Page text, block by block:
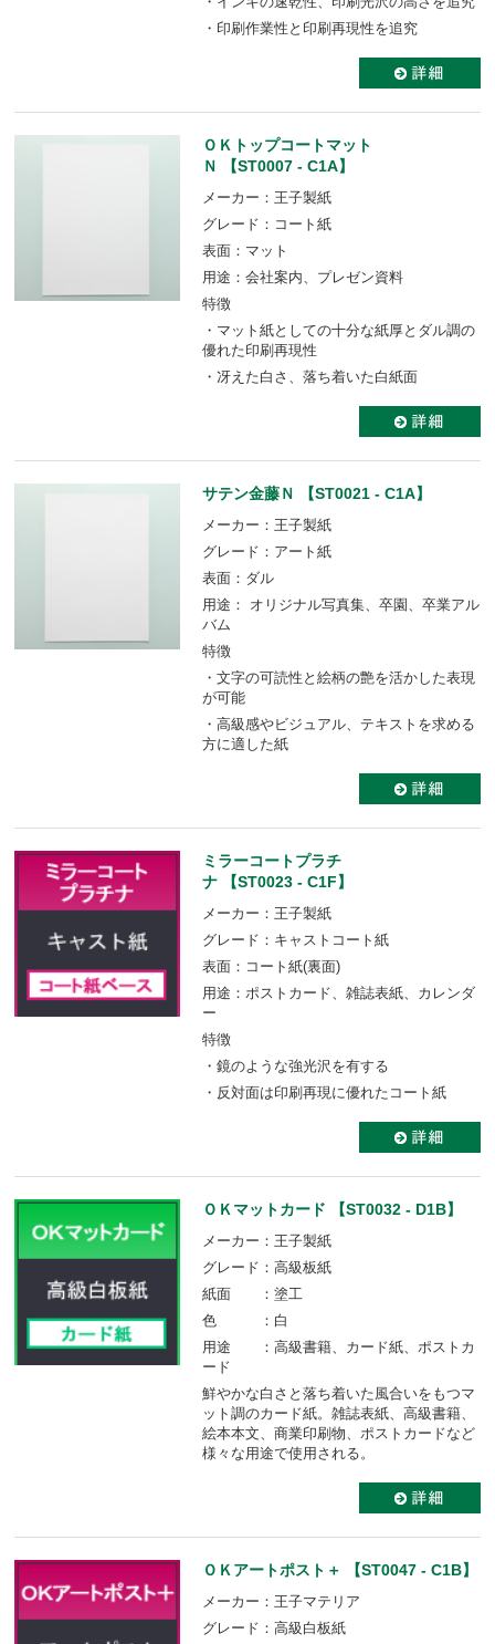
・印刷作業性と印刷再現性を追究
ＯＫトップコートマット
Ｎ 【ST0007 - C1A】
メーカー：王子製紙
グレード：コート紙
表面：マット
用途：会社案内、プレゼン資料
特徴
・マット紙としての十分な紙厚とダル調の
優れた印刷再現性
・冴えた白さ、落ち着いた白紙面
サテン金藤Ｎ 【ST0021 - C1A】
メーカー：王子製紙
グレード：アート紙
表面：ダル
用途： オリジナル写真集、卒園、卒業アル
バム
特徴
・文字の可読性と絵柄の艶を活かした表現
が可能
・高級感やビジュアル、テキストを求める
方に適した紙
ミラーコートプラチ
ナ 【ST0023 - C1F】
メーカー：王子製紙
グレード：キャストコート紙
表面：コート紙(裏面)
用途：ポストカード、雑誌表紙、カレンダ
ー
特徴
・鏡のような強光沢を有する
・反対面は印刷再現に優れたコート紙
ＯＫマットカード 【ST0032 - D1B】
メーカー：王子製紙
グレード：高級板紙
紙面 ：塗工
色 ：白
用途 ：高級書籍、カード紙、ポストカ
ード
鮮やかな白さと落ち着いた風合いをもつマ
ット調のカード紙。雑誌表紙、高級書籍、
絵本本文、商業印刷物、ポストカードなど
様々な用途で使用される。
ＯＫアートポスト＋ 【ST0047 - C1B】
メーカー：王子マテリア
グレード：高級白板紙